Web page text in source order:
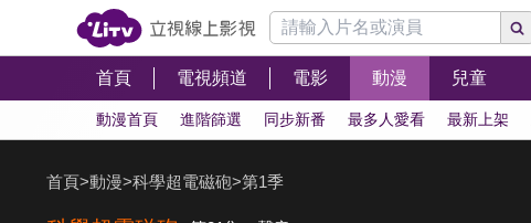
首頁 電視頻道 電影 動漫 兒童
動漫首頁 進階篩選 同步新番 最多人愛看 最新上架
首頁>動漫>科學超電磁砲>第1季